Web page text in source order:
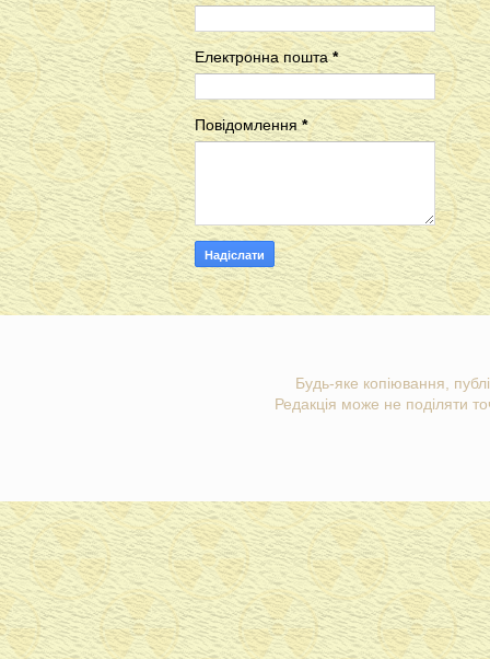
Електронна пошта*
Повідомлення*
Будь-яке копіювання,
Редакція може не поділяти